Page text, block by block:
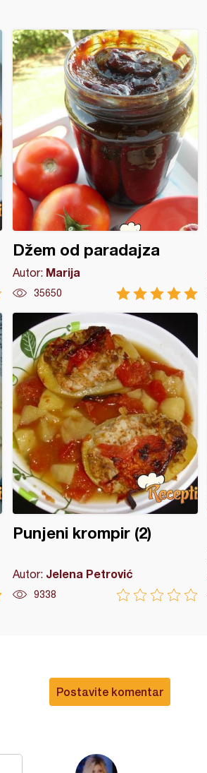
Džem od paradajza
Autor: Marija
35650
Punjeni krompir (2)
Autor: Jelena Petrović
9338
Postavite komentar